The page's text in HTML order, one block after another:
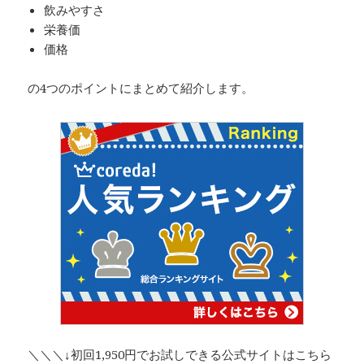
飲みやすさ
栄養価
価格
の4つのポイントにまとめて紹介します。
＼＼＼↓初回1,950円でお試しできる公式サイトはこちら